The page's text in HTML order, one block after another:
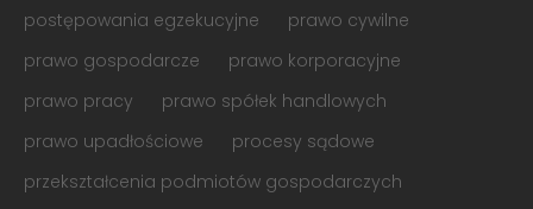
postępowania egzekucyjne
prawo cywilne
prawo gospodarcze
prawo korporacyjne
prawo pracy
prawo spółek handlowych
prawo upadłościowe
procesy sądowe
przekształcenia podmiotów gospodarczych